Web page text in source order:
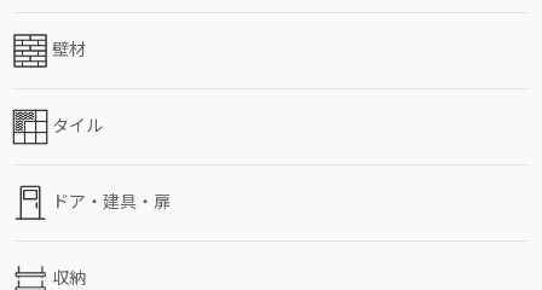
壁材
タイル
ドア・建具・扉
収納